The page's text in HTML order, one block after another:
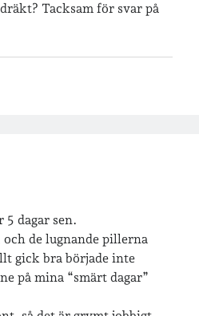
Tacksam för svar på
dagar sen.
de lugnande pillerna
gick bra började inte
på mina “smärt dagar”